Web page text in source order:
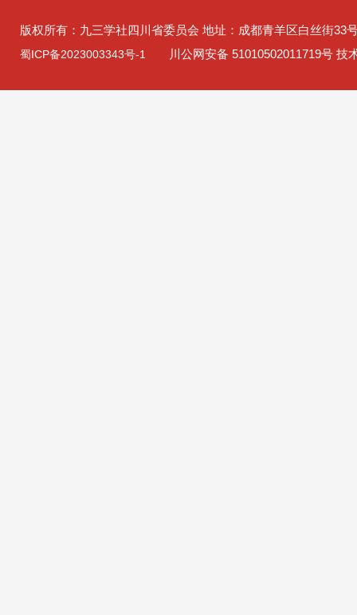
版权所有：九三学社四川省委员会 地址：成都青羊区白丝街33
蜀ICP备2023003343号-1 川公网安备 51010502011719号 技